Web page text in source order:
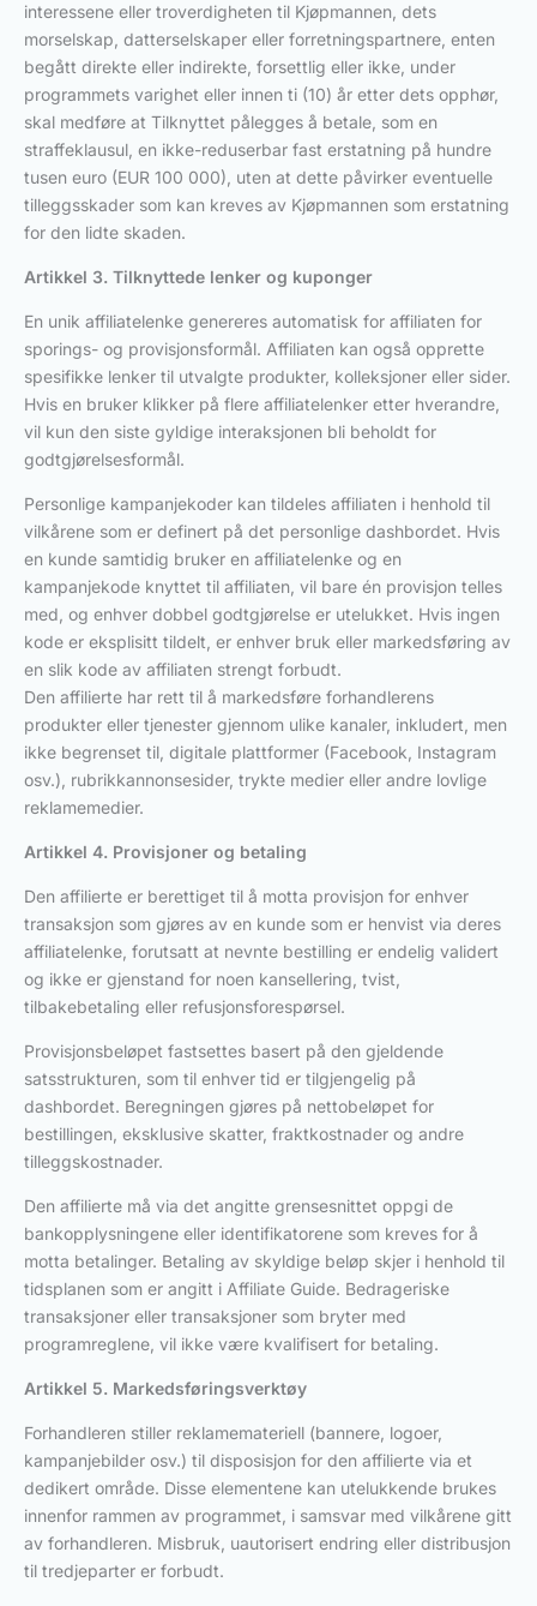
interessene eller troverdigheten til Kjøpmannen, dets
morselskap, datterselskaper eller forretningspartnere, enten
begått direkte eller indirekte, forsettlig eller ikke, under
programmets varighet eller innen ti (10) år etter dets opphør,
skal medføre at Tilknyttet pålegges å betale, som en
straffeklausul, en ikke-reduserbar fast erstatning på hundre
tusen euro (EUR 100 000), uten at dette påvirker eventuelle
tilleggsskader som kan kreves av Kjøpmannen som erstatning
for den lidte skaden.
Artikkel 3. Tilknyttede lenker og kuponger
En unik affiliatelenke genereres automatisk for affiliaten for
sporings- og provisjonsformål. Affiliaten kan også opprette
spesifikke lenker til utvalgte produkter, kolleksjoner eller sider.
Hvis en bruker klikker på flere affiliatelenker etter hverandre,
vil kun den siste gyldige interaksjonen bli beholdt for
godtgjørelsesformål.
Personlige kampanjekoder kan tildeles affiliaten i henhold til
vilkårene som er definert på det personlige dashbordet. Hvis
en kunde samtidig bruker en affiliatelenke og en
kampanjekode knyttet til affiliaten, vil bare én provisjon telles
med, og enhver dobbel godtgjørelse er utelukket. Hvis ingen
kode er eksplisitt tildelt, er enhver bruk eller markedsføring av
en slik kode av affiliaten strengt forbudt.
Den affilierte har rett til å markedsføre forhandlerens
produkter eller tjenester gjennom ulike kanaler, inkludert, men
ikke begrenset til, digitale plattformer (Facebook, Instagram
osv.), rubrikkannonsesider, trykte medier eller andre lovlige
reklamemedier.
Artikkel 4. Provisjoner og betaling
Den affilierte er berettiget til å motta provisjon for enhver
transaksjon som gjøres av en kunde som er henvist via deres
affiliatelenke, forutsatt at nevnte bestilling er endelig validert
og ikke er gjenstand for noen kansellering, tvist,
tilbakebetaling eller refusjonsforespørsel.
Provisjonsbeløpet fastsettes basert på den gjeldende
satsstrukturen, som til enhver tid er tilgjengelig på
dashbordet. Beregningen gjøres på nettobeløpet for
bestillingen, eksklusive skatter, fraktkostnader og andre
tilleggskostnader.
Den affilierte må via det angitte grensesnittet oppgi de
bankopplysningene eller identifikatorene som kreves for å
motta betalinger. Betaling av skyldige beløp skjer i henhold til
tidsplanen som er angitt i Affiliate Guide. Bedrageriske
transaksjoner eller transaksjoner som bryter med
programreglene, vil ikke være kvalifisert for betaling.
Artikkel 5. Markedsføringsverktøy
Forhandleren stiller reklamemateriell (bannere, logoer,
kampanjebilder osv.) til disposisjon for den affilierte via et
dedikert område. Disse elementene kan utelukkende brukes
innenfor rammen av programmet, i samsvar med vilkårene gitt
av forhandleren. Misbruk, uautorisert endring eller distribusjon
til tredjeparter er forbudt.